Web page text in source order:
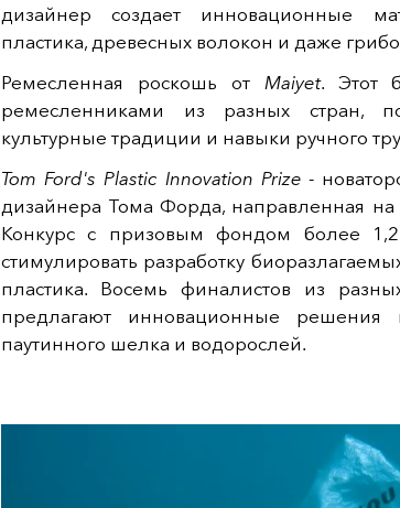
дизайнер создает инновационные
пластика, древесных волокон и даже
Ремесленная роскошь от Maiyet. Этот
ремесленниками из разных стран,
культурные традиции и навыки ручного
Tom Ford's Plastic Innovation Prize -
дизайнера Тома Форда, направленная на
Конкурс с призовым фондом более
стимулировать разработку
пластика. Восемь финалистов из
предлагают инновационные решения
паутинного шелка и водорослей.